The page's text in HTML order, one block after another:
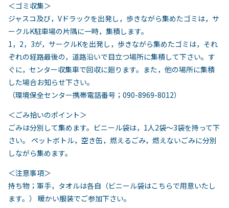
＜ゴミ収集＞
ジャスコ及び，Vドラックを出発し，歩きながら集めたゴミは，サ
ークルK駐車場の片隅に一時，集積します。
1，2，3が，サークルKを出発し，歩きながら集めたゴミは，それ
ぞれの経路最後の，道路沿いで目立つ場所に集積して下さい。す
ぐに，センター収集車で回収に廻ります。また，他の場所に集積
した場合お知らせ下さい。
（環境保全センター携帯電話番号；090-8969-8012）
＜ごみ拾いのポイント＞
ごみは分別して集めます。ビニール袋は，1人2袋～3袋を持って下
さい。 ペットボトル，空き缶，燃えるごみ，燃えないごみに分別
しながら集めます。
＜注意事項＞
持ち物；軍手，タオルは各自（ビニール袋はこちらで用意いたし
ます。） 暖かい服装でご参加下さい。